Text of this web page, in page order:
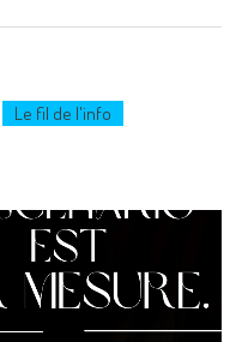
Le fil de l'info